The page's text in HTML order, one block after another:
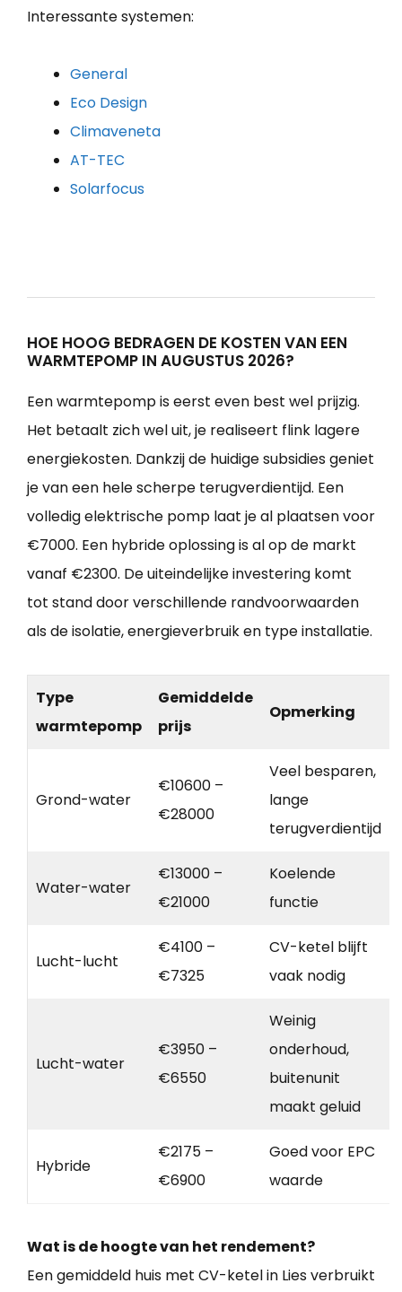
Interessante systemen:
General
Eco Design
Climaveneta
AT-TEC
Solarfocus
HOE HOOG BEDRAGEN DE KOSTEN VAN EEN
WARMTEPOMP IN AUGUSTUS 2026?
Een warmtepomp is eerst even best wel prijzig.
Het betaalt zich wel uit, je realiseert flink lagere
energiekosten. Dankzij de huidige subsidies geniet
je van een hele scherpe terugverdientijd. Een
volledig elektrische pomp laat je al plaatsen voor
€7000. Een hybride oplossing is al op de markt
vanaf €2300. De uiteindelijke investering komt
tot stand door verschillende randvoorwaarden
als de isolatie, energieverbruik en type installatie.
Type
warmtepomp
Gemiddelde
prijs
Opmerking
Grond-water
€10600 –
€28000
Veel besparen,
lange
terugverdientijd
Water-water
€13000 –
€21000
Koelende
functie
Lucht-lucht
€4100 –
€7325
CV-ketel blijft
vaak nodig
Lucht-water
€3950 –
€6550
Weinig
onderhoud,
buitenunit
maakt geluid
Hybride
€2175 –
€6900
Goed voor EPC
waarde
Wat is de hoogte van het rendement?
Een gemiddeld huis met CV-ketel in Lies verbruikt